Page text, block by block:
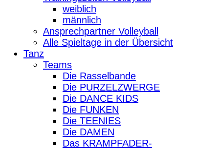
weiblich
männlich
Ansprechpartner Volleyball
Alle Spieltage in der Übersicht
Tanz
Teams
Die Rasselbande
Die PURZELZWERGE
Die DANCE KIDS
Die FUNKEN
Die TEENIES
Die DAMEN
Das KRAMPFADER-